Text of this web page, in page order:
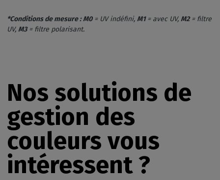
*Conditions de mesure : M0= UV indéfini, M1= avec UV, M2= filtre
UV, M3= filtre polarisant.
Nos solutions de
gestion des
couleurs vous
intéressent?